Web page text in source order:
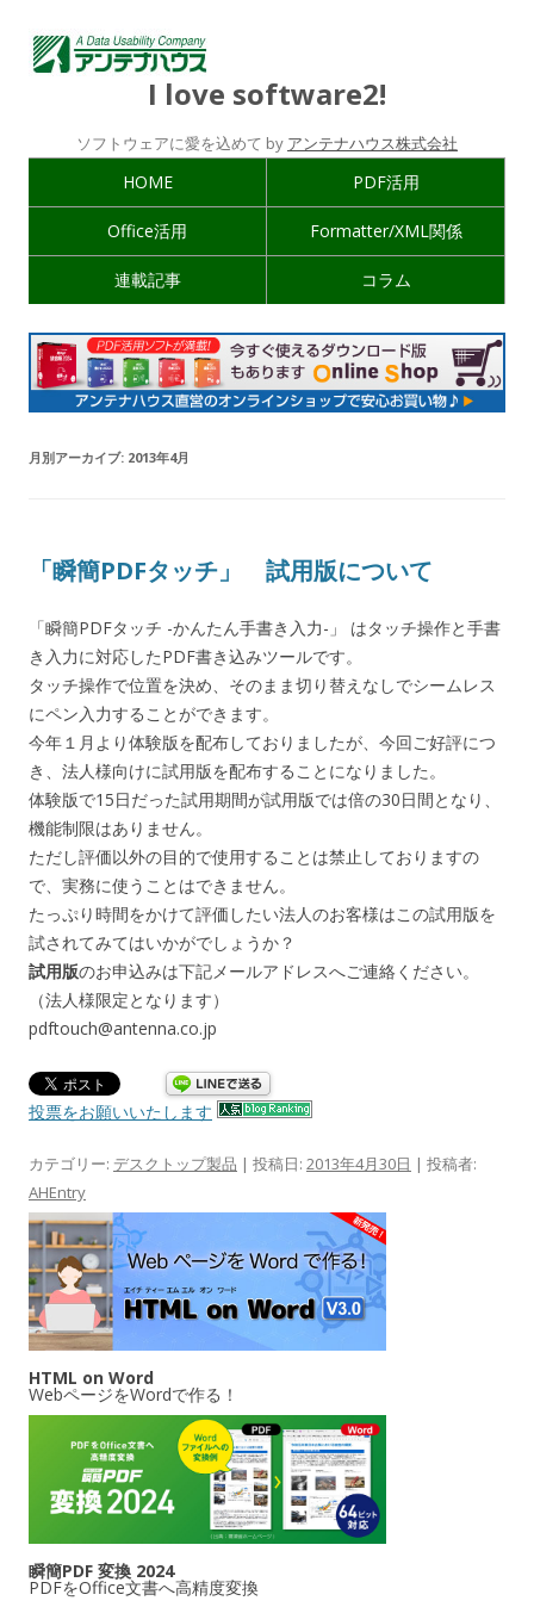
I love software2!
ソフトウェアに愛を込めて by アンテナハウス株式会社
HOME PDF活用
Office活用 Formatter/XML関係
連載記事 コラム
月別アーカイブ: 2013年4月
「瞬簡PDFタッチ」 試用版について
「瞬簡PDFタッチ -かんたん手書き入力-」 はタッチ操作と手書
き入力に対応したPDF書き込みツールです。
タッチ操作で位置を決め、そのまま切り替えなしでシームレス
にペン入力することができます。
今年１月より体験版を配布しておりましたが、今回ご好評につ
き、法人様向けに試用版を配布することになりました。
体験版で15日だった試用期間が試用版では倍の30日間となり、
機能制限はありません。
ただし評価以外の目的で使用することは禁止しておりますの
で、実務に使うことはできません。
たっぷり時間をかけて評価したい法人のお客様はこの試用版を
試されてみてはいかがでしょうか？
試用版のお申込みは下記メールアドレスへご連絡ください。
（法人様限定となります）
pdftouch@antenna.co.jp
投票をお願いいたします
カテゴリー: デスクトップ製品 | 投稿日: 2013年4月30日 | 投稿者:
AHEntry
HTML on Word
WebページをWordで作る！
瞬簡PDF 変換 2024
PDFをOffice文書へ高精度変換